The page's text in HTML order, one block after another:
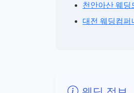
천안아산 웨딩
대전 웨딩컴퍼